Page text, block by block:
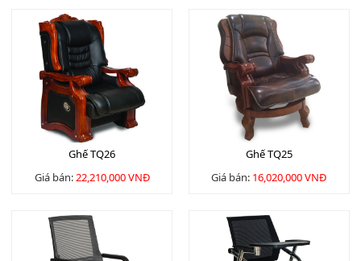
Ghế TQ26
Giá bán:22,210,000 VNĐ
Ghế TQ25
Giá bán: 16,020,000 VNĐ